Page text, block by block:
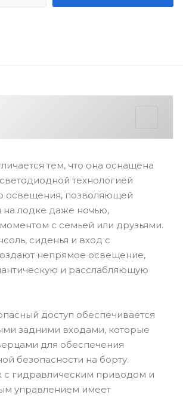
тем, что она оснащена
технологией
освещения, позволяющей
на лодке даже ночью,
с семьей или друзьями.
сиденья и вход с
непрямое освещение,
и расслабляющую
доступ обеспечивается
задними входами, которые
для обеспечения
безопасности на борту.
с гидравлическим приводом и
управлением имеет